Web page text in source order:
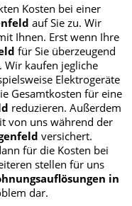
Kosten bei einer
auf Sie zu. Wir
Ihnen. Erst wenn Ihre
für Sie überzeugend
Wir kaufen jegliche
Elektrogeräte
Gesamtkosten für eine
reduzieren. Außerdem
von uns während der
versichert.
für die Kosten bei
stellen für uns
in
dar.